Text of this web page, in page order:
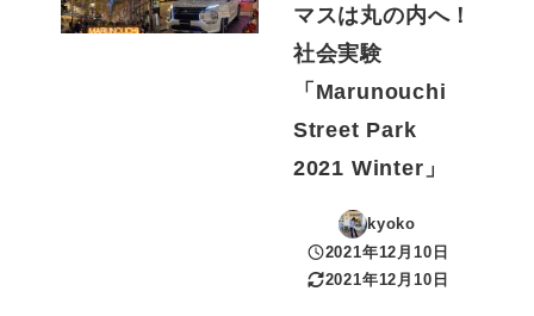
マスは丸の内へ！
社会実験
「Marunouchi
Street Park
2021 Winter」
kyoko
投稿日
2021年12月10日
更新日
2021年12月10日